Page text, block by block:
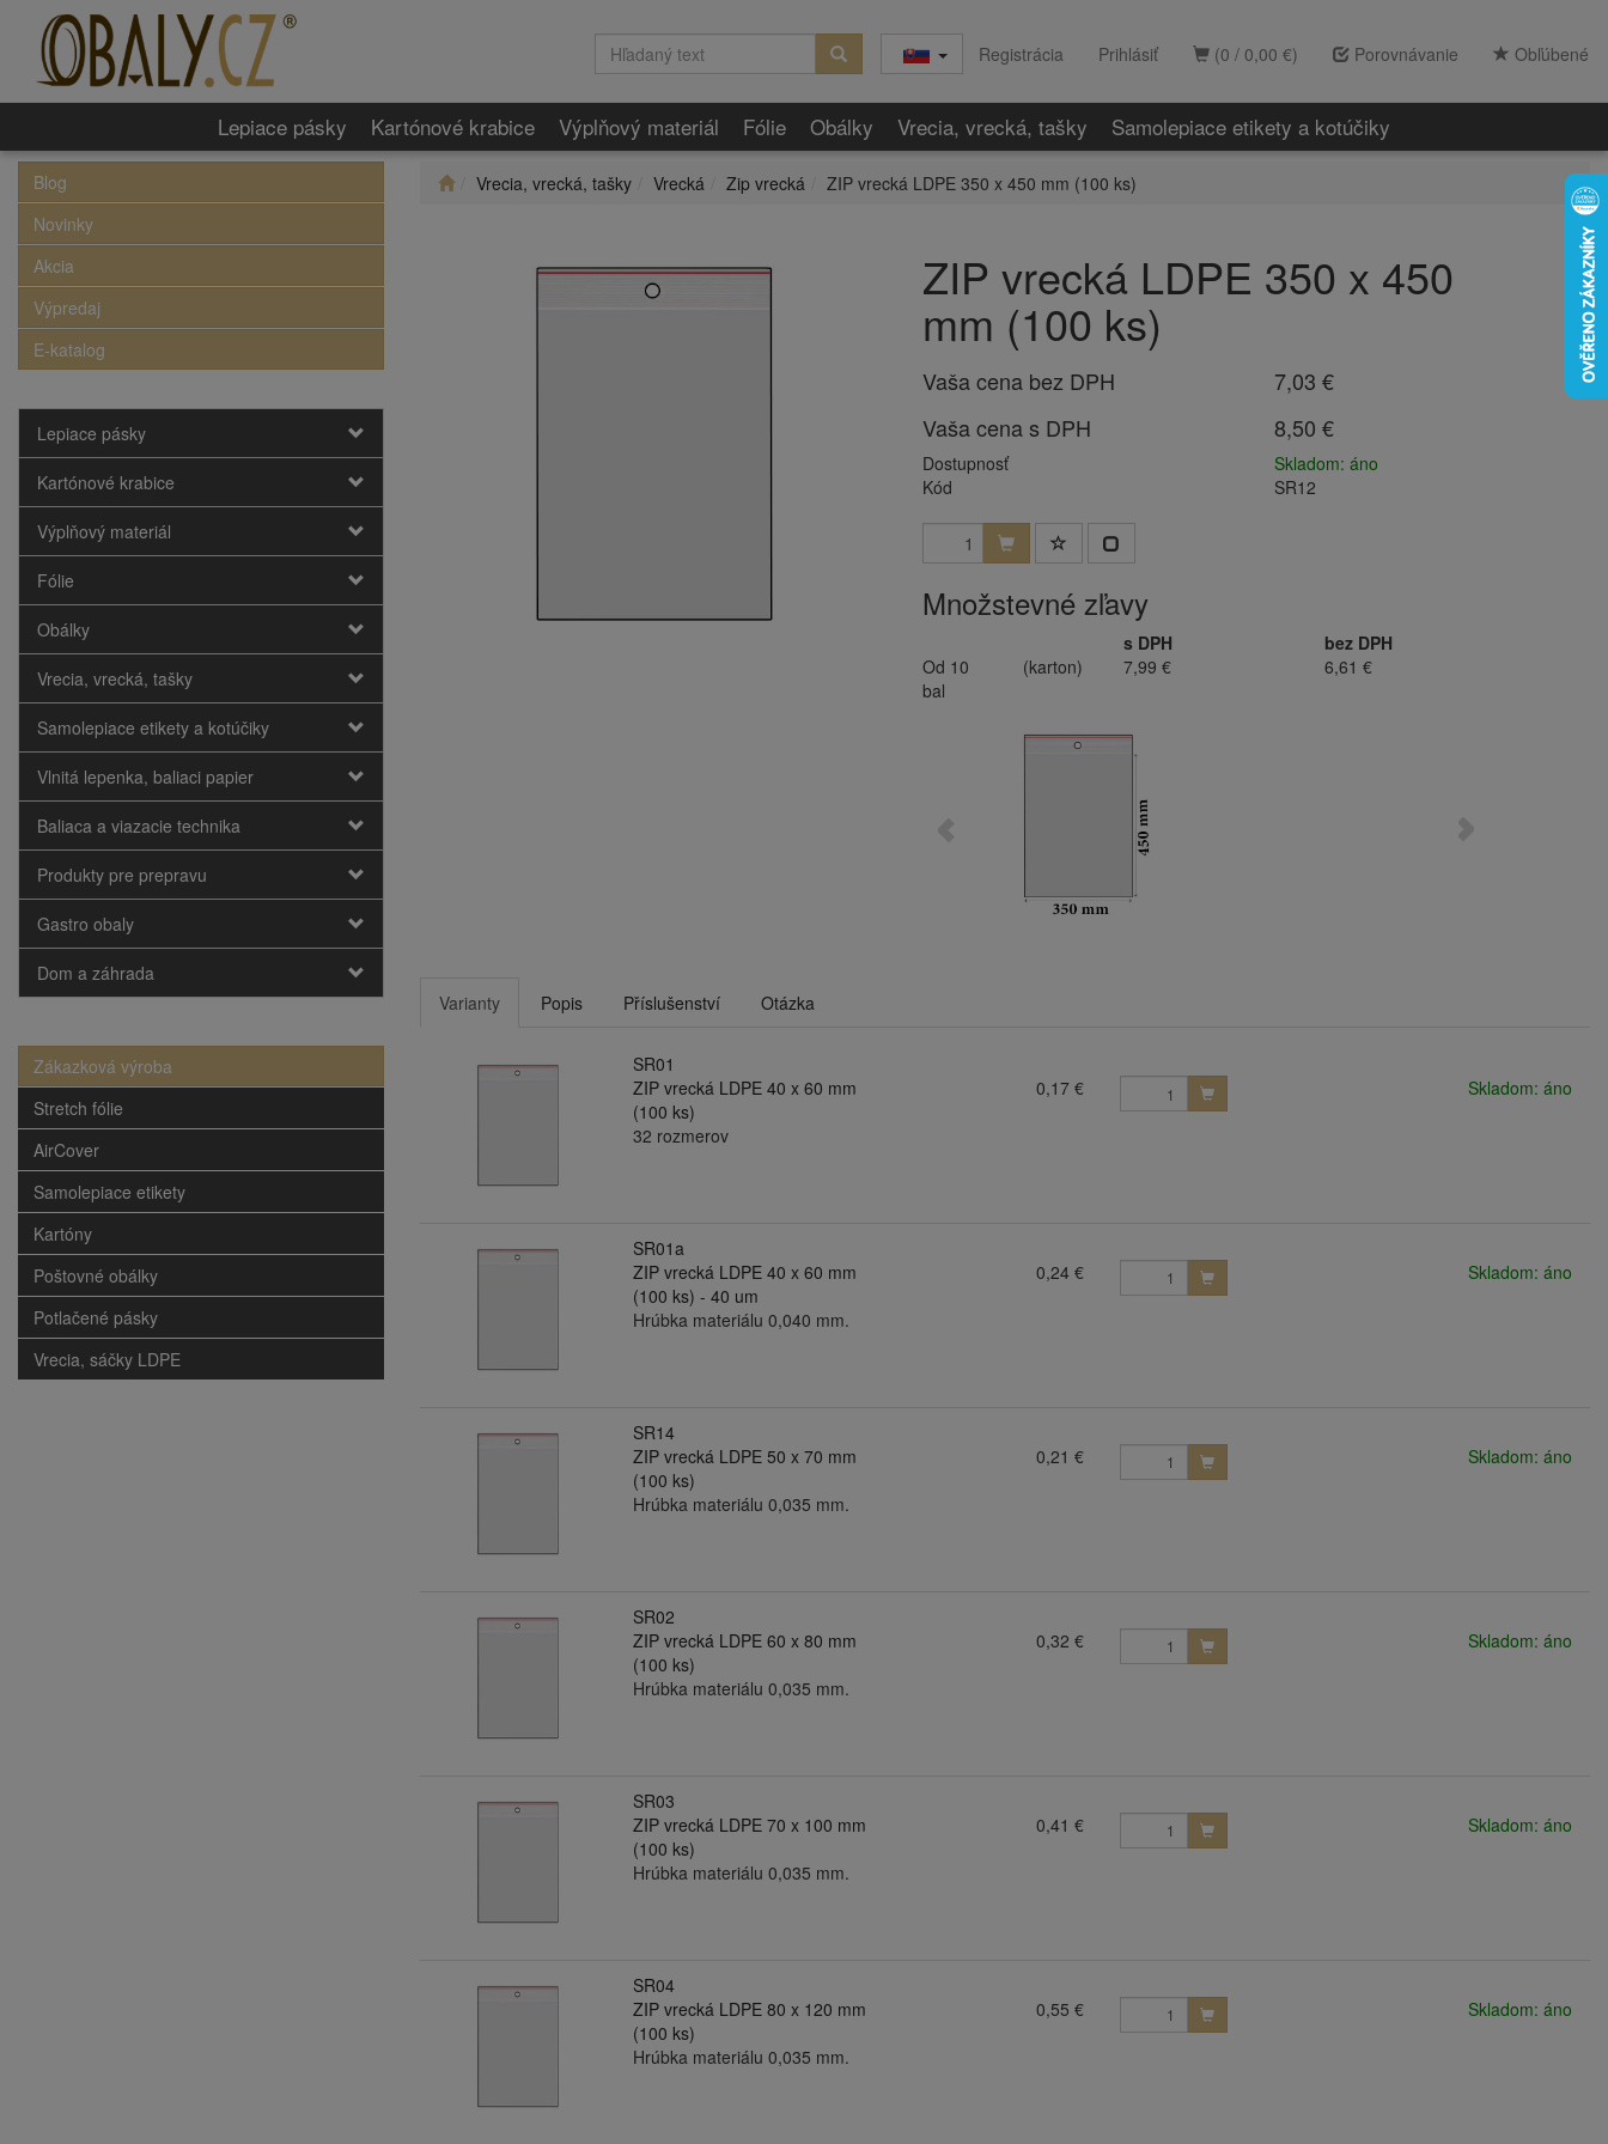
(0 / 0,00 €) Porovnávanie Obľúbené
Registrácia Prihlásiť
Lepiace pásky Kartónové krabice Výplňový materiál Fólie Obálky Vrecia, vrecká, tašky Samolepiace etikety a kotúčiky
Blog
Novinky
Akcia
Výpredaj
E-katalog
Lepiace pásky
Kartónové krabice
Výplňový materiál
Fólie
Obálky
Vrecia, vrecká, tašky
Samolepiace etikety a kotúčiky
Vlnitá lepenka, baliaci papier
Baliaca a viazacie technika
Produkty pre prepravu
Gastro obaly
Dom a záhrada
Zákazková výroba
Stretch fólie
AirCover
Samolepiace etikety
Kartóny
Poštovné obálky
Potlačené pásky
Vrecia, sáčky LDPE
Vrecia, vrecká, tašky Vrecká Zip vrecká ZIP vrecká LDPE 350 x 450 mm (100 ks)
ZIP vrecká LDPE 350 x 450
mm (100 ks)
Vaša cena bez DPH
7,03 €
Vaša cena s DPH
8,50 €
Dostupnosť
Skladom: áno
Kód
SR12
Množstevné zľavy
s DPH
bez DPH
Od 10
bal
(karton) 7,99 € 6,61 €
Varianty Popis Příslušenství Otázka
SR01
ZIP vrecká LDPE 40 x 60 mm
(100 ks)
0,17 €
Skladom: áno
32 rozmerov
SR01a
ZIP vrecká LDPE 40 x 60 mm
(100 ks) - 40 um
0,24 €
Skladom: áno
Hrúbka materiálu 0,040 mm.
SR14
ZIP vrecká LDPE 50 x 70 mm
(100 ks)
0,21 €
Skladom: áno
Hrúbka materiálu 0,035 mm.
SR02
ZIP vrecká LDPE 60 x 80 mm
(100 ks)
0,32 €
Skladom: áno
Hrúbka materiálu 0,035 mm.
SR03
ZIP vrecká LDPE 70 x 100 mm
(100 ks)
0,41 €
Skladom: áno
Hrúbka materiálu 0,035 mm.
SR04
ZIP vrecká LDPE 80 x 120 mm
(100 ks)
0,55 €
Skladom: áno
Hrúbka materiálu 0,035 mm.